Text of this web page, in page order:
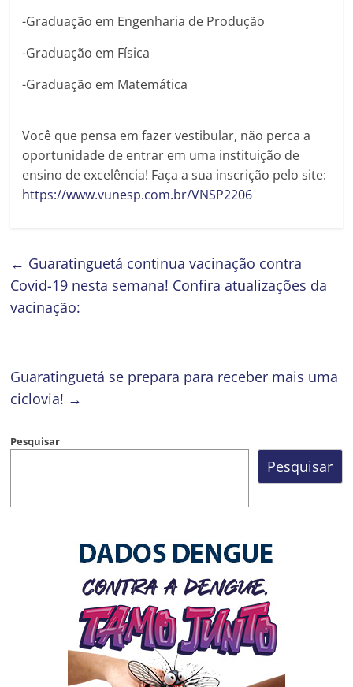
-Graduação em Engenharia de Produção
-Graduação em Física
-Graduação em Matemática
Você que pensa em fazer vestibular, não perca a
oportunidade de entrar em uma instituição de
ensino de excelência! Faça a sua inscrição pelo site:
https://www.vunesp.com.br/VNSP2206
← Guaratinguetá continua vacinação contra
Covid-19 nesta semana! Confira atualizações da
vacinação:
Guaratinguetá se prepara para receber mais uma
ciclovia! →
Pesquisar
Pesquisar